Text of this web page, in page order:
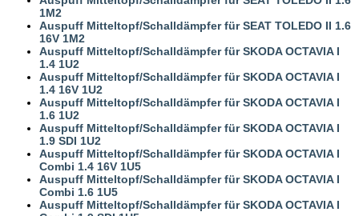
1M2
Auspuff Mitteltopf/Schalldämpfer für SEAT TOLEDO II 1.6
16V 1M2
Auspuff Mitteltopf/Schalldämpfer für SKODA OCTAVIA I
1.4 1U2
Auspuff Mitteltopf/Schalldämpfer für SKODA OCTAVIA I
1.4 16V 1U2
Auspuff Mitteltopf/Schalldämpfer für SKODA OCTAVIA I
1.6 1U2
Auspuff Mitteltopf/Schalldämpfer für SKODA OCTAVIA I
1.9 SDI 1U2
Auspuff Mitteltopf/Schalldämpfer für SKODA OCTAVIA I
Combi 1.4 16V 1U5
Auspuff Mitteltopf/Schalldämpfer für SKODA OCTAVIA I
Combi 1.6 1U5
Auspuff Mitteltopf/Schalldämpfer für SKODA OCTAVIA I